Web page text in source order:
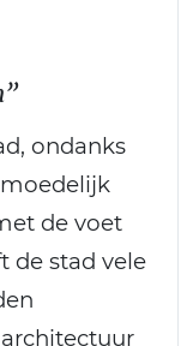
ondanks
de voet
de stad vele